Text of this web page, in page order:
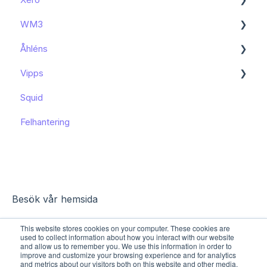
This website stores cookies on your computer. These cookies are
used to collect information about how you interact with our website
and allow us to remember you. We use this information in order to
improve and customize your browsing experience and for analytics
and metrics about our visitors both on this website and other media.
Kända begränsningar
Kom igång
WM3
Kom igång
Åhléns
Kom igång
Funktioner och användning
Kända begränsningar
Vipps
Funktioner och användning
Squid
Felhantering
Besök vår hemsida